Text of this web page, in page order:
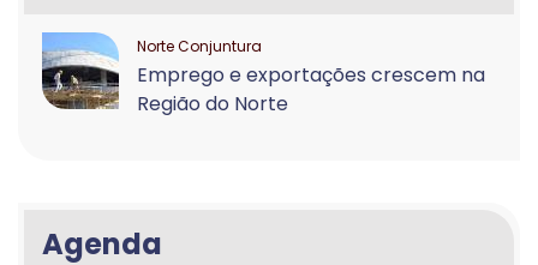
Norte Conjuntura
Emprego e exportações crescem na
Região do Norte
Agenda